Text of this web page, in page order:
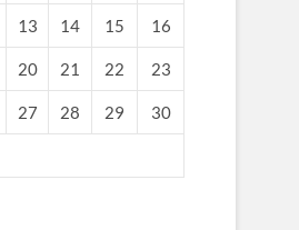
13 14 15 16
20 21 22 23
27 28 29 30